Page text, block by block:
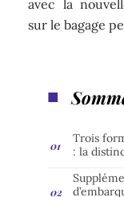
avec la
sur le bagage
Trois
: la